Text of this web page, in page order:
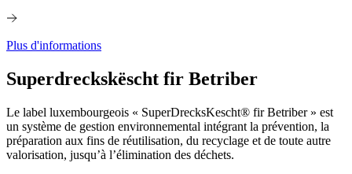
Plus d'informations
Superdreckskëscht fir Betriber
Le label luxembourgeois « SuperDrecksKescht® fir Betriber » est
un système de gestion environnemental intégrant la prévention, la
préparation aux fins de réutilisation, du recyclage et de toute autre
valorisation, jusqu’à l’élimination des déchets.